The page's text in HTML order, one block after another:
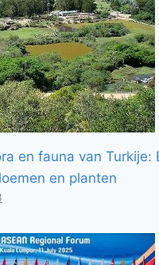
en fauna van Turkije:
en planten